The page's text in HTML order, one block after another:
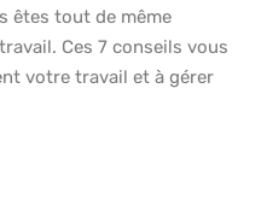
êtes tout de même
Ces 7 conseils vous
votre travail et à gérer